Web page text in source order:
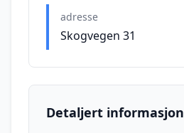
adresse
Skogvegen 31
Detaljert informasjon